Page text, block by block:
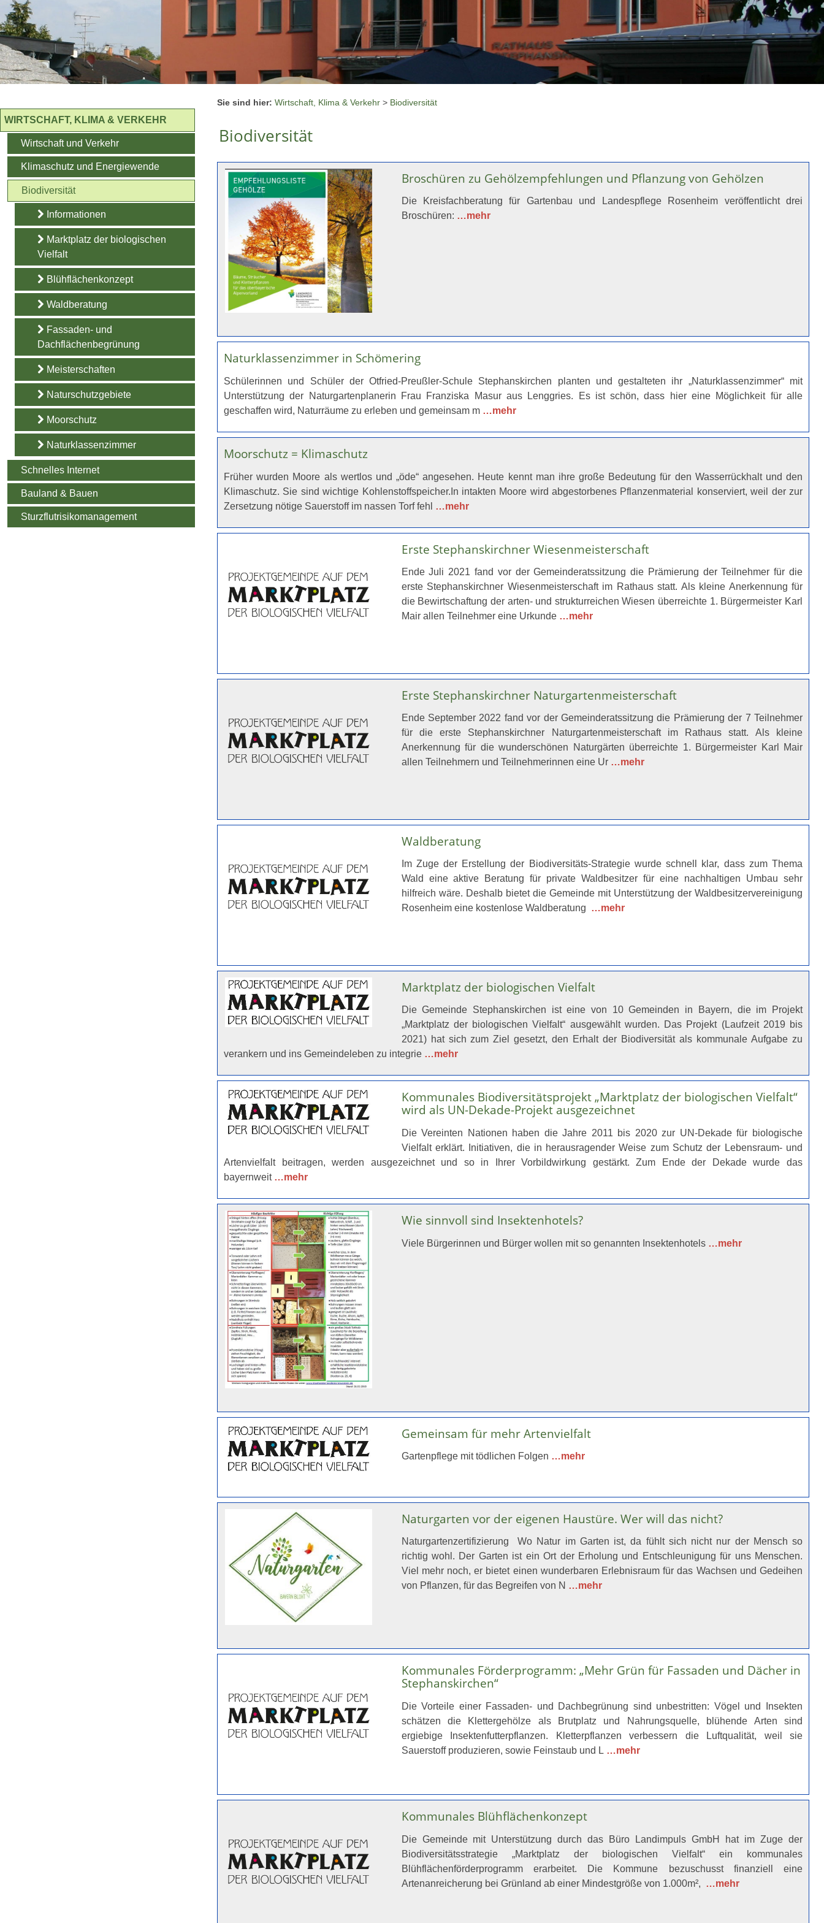
WIRTSCHAFT, KLIMA & VERKEHR
Wirtschaft und Verkehr
Klimaschutz und Energiewende
Biodiversität
Informationen
Marktplatz der biologischen
Vielfalt
Blühflächenkonzept
Waldberatung
Fassaden- und
Dachflächenbegrünung
Meisterschaften
Naturschutzgebiete
Moorschutz
Naturklassenzimmer
Schnelles Internet
Bauland & Bauen
Sturzflutrisikomanagement
Sie sind hier: Wirtschaft, Klima & Verkehr > Biodiversität
Biodiversität
Broschüren zu Gehölzempfehlungen und Pflanzung von Gehölzen
Die Kreisfachberatung für Gartenbau und Landespflege Rosenheim veröffentlicht drei
Broschüren: …mehr
Naturklassenzimmer in Schömering
Schülerinnen und Schüler der Otfried-Preußler-Schule Stephanskirchen planten und gestalteten ihr „Naturklassenzimmer“ mit
Unterstützung der Naturgartenplanerin Frau Franziska Masur aus Lenggries. Es ist schön, dass hier eine Möglichkeit für alle
geschaffen wird, Naturräume zu erleben und gemeinsam m …mehr
Moorschutz = Klimaschutz
Früher wurden Moore als wertlos und „öde“ angesehen. Heute kennt man ihre große Bedeutung für den Wasserrückhalt und den
Klimaschutz. Sie sind wichtige Kohlenstoffspeicher.In intakten Moore wird abgestorbenes Pflanzenmaterial konserviert, weil der zur
Zersetzung nötige Sauerstoff im nassen Torf fehl …mehr
Erste Stephanskirchner Wiesenmeisterschaft
Ende Juli 2021 fand vor der Gemeinderatssitzung die Prämierung der Teilnehmer für die
erste Stephanskirchner Wiesenmeisterschaft im Rathaus statt. Als kleine Anerkennung für
die Bewirtschaftung der arten- und strukturreichen Wiesen überreichte 1. Bürgermeister Karl
Mair allen Teilnehmer eine Urkunde …mehr
Erste Stephanskirchner Naturgartenmeisterschaft
Ende September 2022 fand vor der Gemeinderatssitzung die Prämierung der 7 Teilnehmer
für die erste Stephanskirchner Naturgartenmeisterschaft im Rathaus statt. Als kleine
Anerkennung für die wunderschönen Naturgärten überreichte 1. Bürgermeister Karl Mair
allen Teilnehmern und Teilnehmerinnen eine Ur …mehr
Waldberatung
Im Zuge der Erstellung der Biodiversitäts-Strategie wurde schnell klar, dass zum Thema
Wald eine aktive Beratung für private Waldbesitzer für eine nachhaltigen Umbau sehr
hilfreich wäre. Deshalb bietet die Gemeinde mit Unterstützung der Waldbesitzervereinigung
Rosenheim eine kostenlose Waldberatung …mehr
Marktplatz der biologischen Vielfalt
Die Gemeinde Stephanskirchen ist eine von 10 Gemeinden in Bayern, die im Projekt
„Marktplatz der biologischen Vielfalt“ ausgewählt wurden. Das Projekt (Laufzeit 2019 bis
2021) hat sich zum Ziel gesetzt, den Erhalt der Biodiversität als kommunale Aufgabe zu
verankern und ins Gemeindeleben zu integrie …mehr
Kommunales Biodiversitätsprojekt „Marktplatz der biologischen Vielfalt“
wird als UN-Dekade-Projekt ausgezeichnet
Die Vereinten Nationen haben die Jahre 2011 bis 2020 zur UN-Dekade für biologische
Vielfalt erklärt. Initiativen, die in herausragender Weise zum Schutz der Lebensraum- und
Artenvielfalt beitragen, werden ausgezeichnet und so in Ihrer Vorbildwirkung gestärkt. Zum Ende der Dekade wurde das
bayernweit …mehr
Wie sinnvoll sind Insektenhotels?
Viele Bürgerinnen und Bürger wollen mit so genannten Insektenhotels …mehr
Gemeinsam für mehr Artenvielfalt
Gartenpflege mit tödlichen Folgen …mehr
Naturgarten vor der eigenen Haustüre. Wer will das nicht?
Naturgartenzertifizierung Wo Natur im Garten ist, da fühlt sich nicht nur der Mensch so
richtig wohl. Der Garten ist ein Ort der Erholung und Entschleunigung für uns Menschen.
Viel mehr noch, er bietet einen wunderbaren Erlebnisraum für das Wachsen und Gedeihen
von Pflanzen, für das Begreifen von N …mehr
Kommunales Förderprogramm: „Mehr Grün für Fassaden und Dächer in
Stephanskirchen“
Die Vorteile einer Fassaden- und Dachbegrünung sind unbestritten: Vögel und Insekten
schätzen die Klettergehölze als Brutplatz und Nahrungsquelle, blühende Arten sind
ergiebige Insektenfutterpflanzen. Kletterpflanzen verbessern die Luftqualität, weil sie
Sauerstoff produzieren, sowie Feinstaub und L …mehr
Kommunales Blühflächenkonzept
Die Gemeinde mit Unterstützung durch das Büro Landimpuls GmbH hat im Zuge der
Biodiversitätsstrategie „Marktplatz der biologischen Vielfalt“ ein kommunales
Blühflächenförderprogramm erarbeitet. Die Kommune bezuschusst finanziell eine
Artenanreicherung bei Grünland ab einer Mindestgröße von 1.000m², …mehr